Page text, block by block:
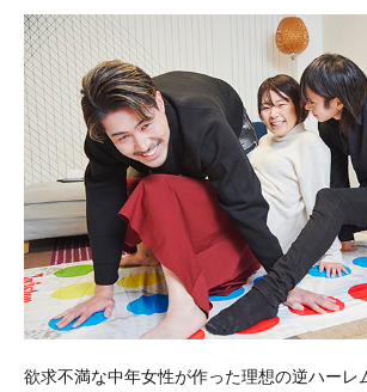
欲求不満な中年女性が作った理想の逆ハーレ